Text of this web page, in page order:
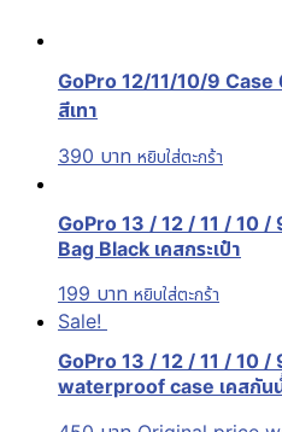
GoPro 12/11/10/9 Case
สีเทา
390 บาท หยิบใส่ตะกร้า
GoPro 13 / 12 / 11 / 10
Bag Black เคสกระเป๋า
199 บาท หยิบใส่ตะกร้า
Sale!
GoPro 13 / 12 / 11 / 10
waterproof case เคสกัน